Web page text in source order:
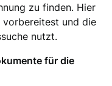
zu finden. Hier
und die
nutzt.
für die